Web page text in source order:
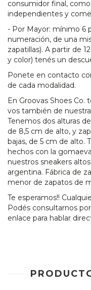
consumidor final,
independientes y
- Por Mayor: mínimo 6
numeración, de una
zapatillas). A partir de
y color) tenés un
Ponete en contacto
de cada modalidad.
En Groovas Shoes
vos también de
Tenemos dos alturas
de 8,5 cm de alto, y
bajas, de 5 cm de alto.
hechos con la
nuestros sneakers
argentina. Fábrica de
menor de zapatos de
Te esperamos!!
Podés consultarnos
enlace para hablar